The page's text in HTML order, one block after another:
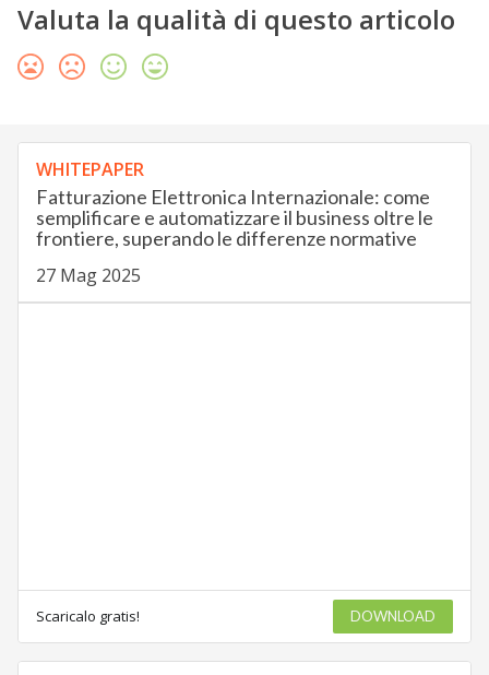
Valuta la qualità di questo articolo
WHITEPAPER
Fatturazione Elettronica Internazionale: come
semplificare e automatizzare il business oltre le
frontiere, superando le differenze normative
27 Mag 2025
Scaricalo gratis! DOWNLOAD